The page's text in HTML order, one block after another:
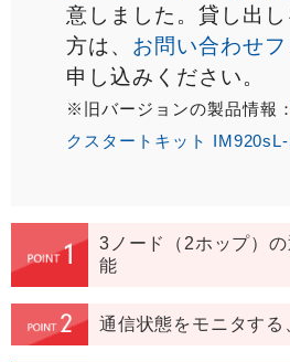
意しました。貸し出
方は、 お問い合わせフ
申し込みください。
※旧バージョンの製品情報：
クスタートキット
3ノード（2ホップ）
能
通信状態をモニタす